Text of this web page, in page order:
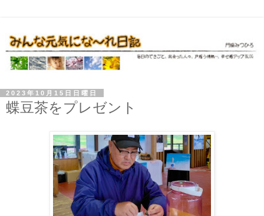
2023年10月15日日曜日
蝶豆茶をプレゼント